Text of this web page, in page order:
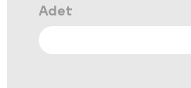
Adet